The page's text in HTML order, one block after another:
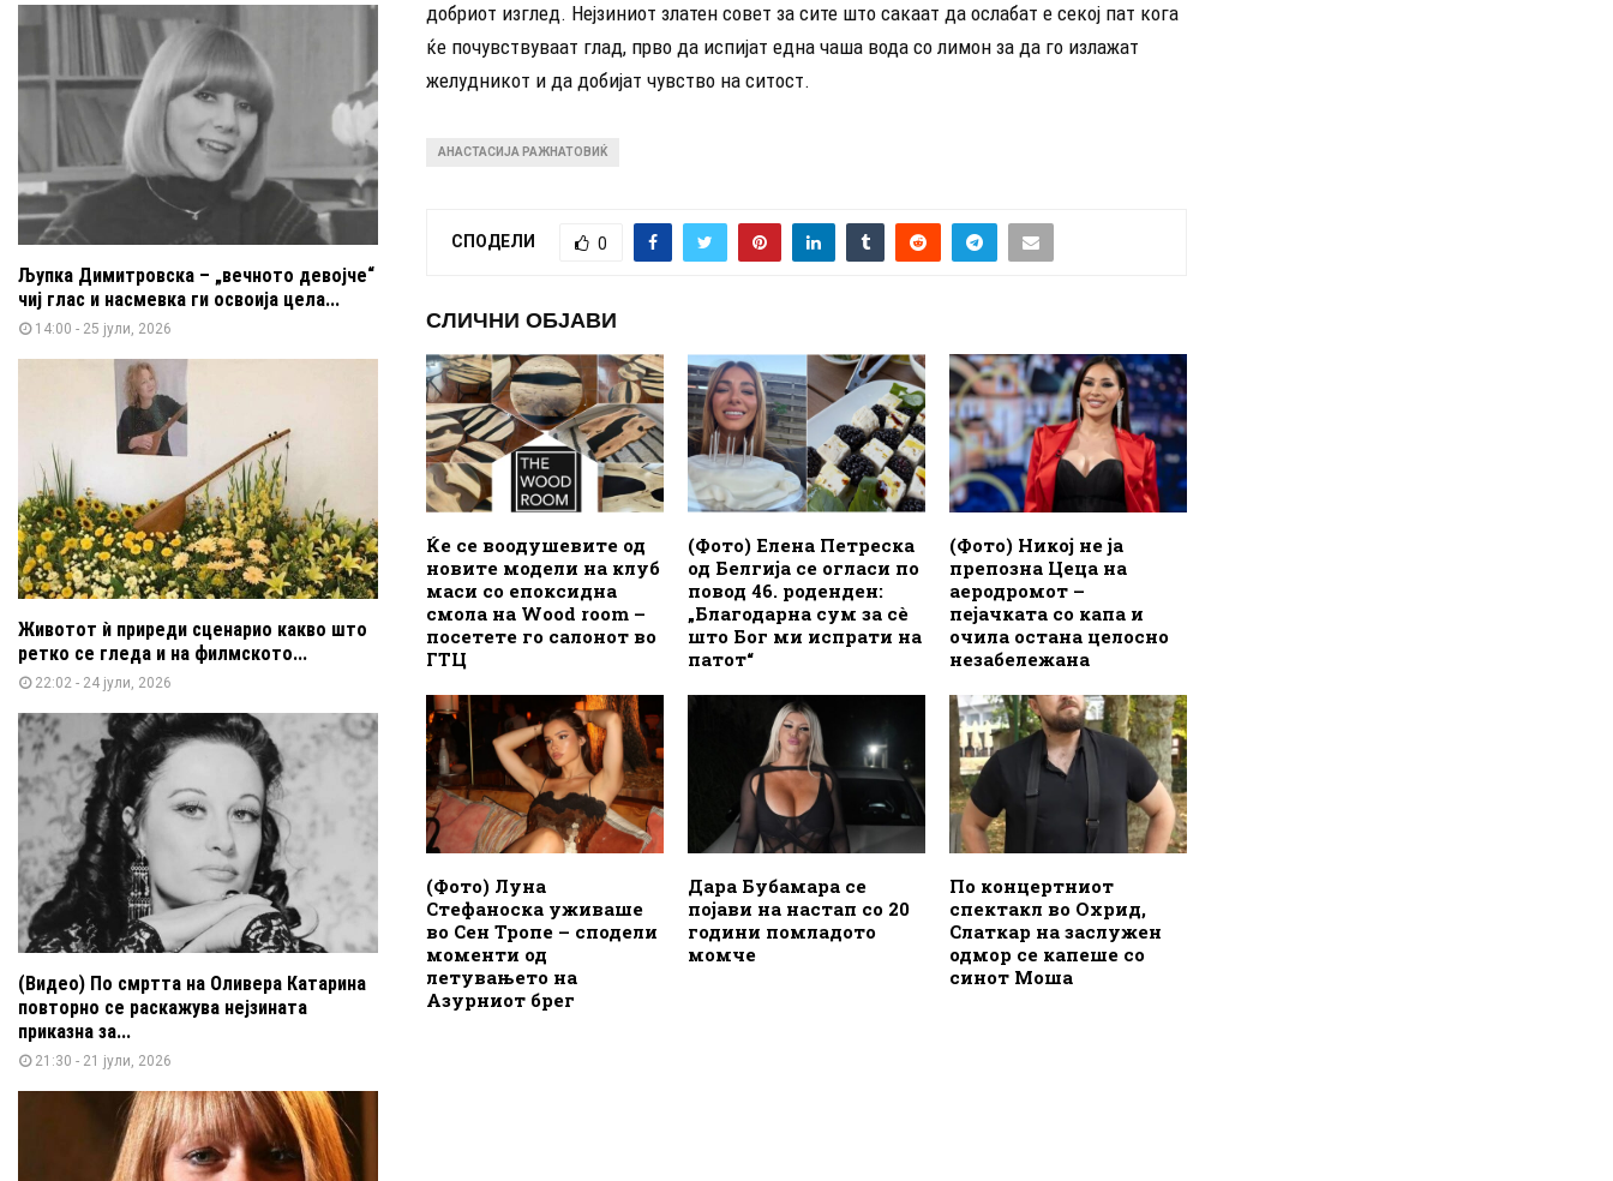
добриот изглед. Нејзиниот златен совет за сите што сакаат да ослабат е секој пат кога
ќе почувствуваат глад, прво да испијат една чаша вода со лимон за да го излажат
желудникот и да добијат чувство на ситост.
АНАСТАСИЈА РАЖНАТОВИЌ
СПОДЕЛИ 0
СЛИЧНИ ОБЈАВИ
Ќе се воодушевите од
новите модели на клуб
маси со епоксидна
смола на Wood room –
посетете го салонот во
ГТЦ
(Фото) Елена Петреска
од Белгија се огласи по
повод 46. роденден:
„Благодарна сум за сè
што Бог ми испрати на
патот“
(Фото) Никој не ја
препозна Цеца на
аеродромот –
пејачката со капа и
очила остана целосно
незабележана
(Фото) Луна
Стефаноска уживаше
во Сен Тропе – сподели
моменти од
летувањето на
Азурниот брег
Дара Бубамара се
појави на настап со 20
години помладото
момче
По концертниот
спектакл во Охрид,
Слаткар на заслужен
одмор се капеше со
синот Моша
Љупка Димитровска – „вечното девојче“
чиј глас и насмевка ги освоија цела...
14:00 - 25 јули, 2026
Животот ѝ приреди сценарио какво што
ретко се гледа и на филмското...
22:02 - 24 јули, 2026
(Видео) По смртта на Оливера Катарина
повторно се раскажува нејзината
приказна за...
21:30 - 21 јули, 2026